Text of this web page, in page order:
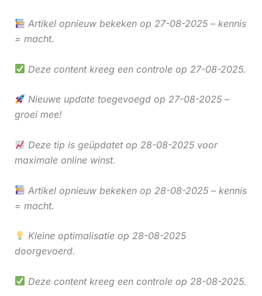
Artikel opnieuw bekeken op 27-08-2025 – kennis
= macht.
Deze content kreeg een controle op 27-08-2025.
Nieuwe update toegevoegd op 27-08-2025 –
groei mee!
Deze tip is geüpdatet op 28-08-2025 voor
maximale online winst.
Artikel opnieuw bekeken op 28-08-2025 – kennis
= macht.
Kleine optimalisatie op 28-08-2025
doorgevoerd.
Deze content kreeg een controle op 28-08-2025.